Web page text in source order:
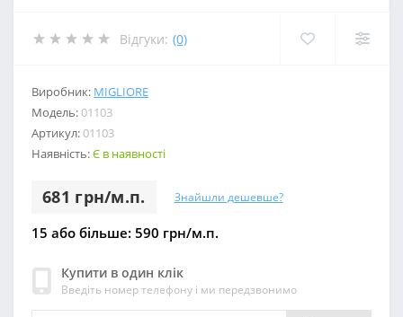
Відгуки: (0)
Виробник: MIGLIORE
Модель:01103
Артикул:01103
Наявність:Є в наявності
681 грн/м.п. Знайшли дешевше?
15 або більше: 590 грн/м.п.
Купити в один клік
Введіть номер телефону і ми передзвонимо